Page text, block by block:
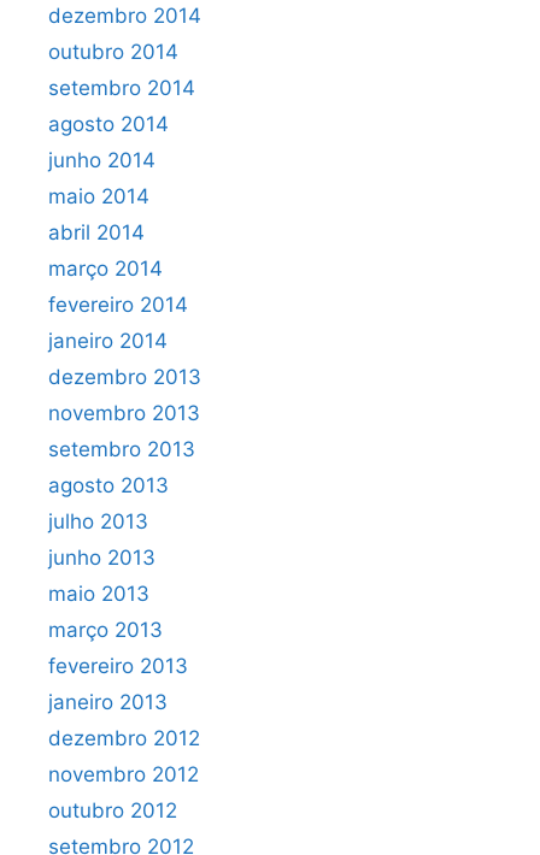
dezembro 2014
outubro 2014
setembro 2014
agosto 2014
junho 2014
maio 2014
abril 2014
março 2014
fevereiro 2014
janeiro 2014
dezembro 2013
novembro 2013
setembro 2013
agosto 2013
julho 2013
junho 2013
maio 2013
março 2013
fevereiro 2013
janeiro 2013
dezembro 2012
novembro 2012
outubro 2012
setembro 2012